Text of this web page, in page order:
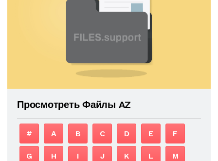
Просмотреть Файлы AZ
# A B C D E F
G H I J K L M